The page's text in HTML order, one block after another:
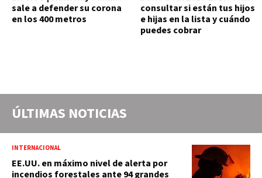
sale a defender su corona
en los 400 metros
consultar si están tus hijos
e hijas en la lista y cuándo
puedes cobrar
ÚLTIMAS NOTICIAS
INTERNACIONAL
EE.UU. en máximo nivel de alerta por
incendios forestales ante 94 grandes